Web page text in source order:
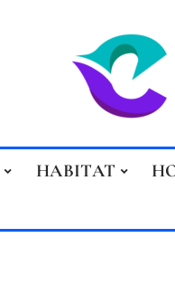
HABITAT